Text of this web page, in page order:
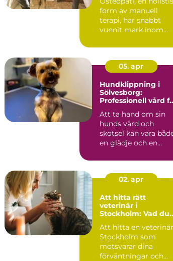
form av manuell
terapi, har snabbt
vunnit mark inom
05. apr
Hundklippning i
Sölvesborg:
Professionell vård
Att ta hand om sin
hunds vård och
skötsel kan vara
en glädje och en
02. apr
Att hitta rätt
veterinär i
Stockholm: Vad du
Att hitta en
Stockholm som
motsvarar dina
förväntningar och